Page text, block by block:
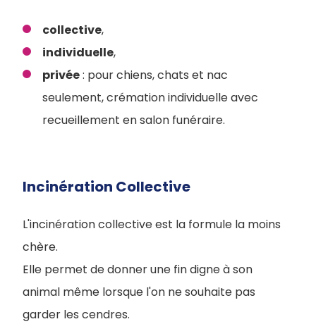
collective,
individuelle,
privée: pour chiens, chats et nac
seulement, crémation individuelle avec
recueillement en salon funéraire.
Incinération Collective
L'incinération collective est la formule la moins
chère.
Elle permet de donner une fin digne à son
animal même lorsque l'on ne souhaite pas
garder les cendres.